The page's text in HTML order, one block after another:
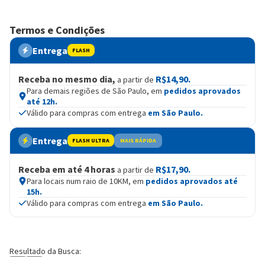
Termos e Condições
Entrega FLASH
Receba no mesmo dia, a partir de R$14,90.
Para demais regiões de São Paulo, em pedidos aprovados
até 12h.
Válido para compras com entrega em São Paulo.
Entrega FLASH ULTRA MAIS RÁPIDA
Receba em até 4 horas a partir de R$17,90.
Para locais num raio de 10KM, em pedidos aprovados até
15h.
Válido para compras com entrega em São Paulo.
Resultado da Busca: